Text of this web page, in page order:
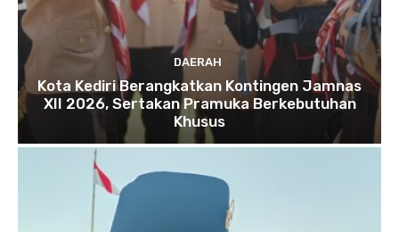
DAERAH
Kota Kediri Berangkatkan Kontingen Jamnas
XII 2026, Sertakan Pramuka Berkebutuhan
Khusus